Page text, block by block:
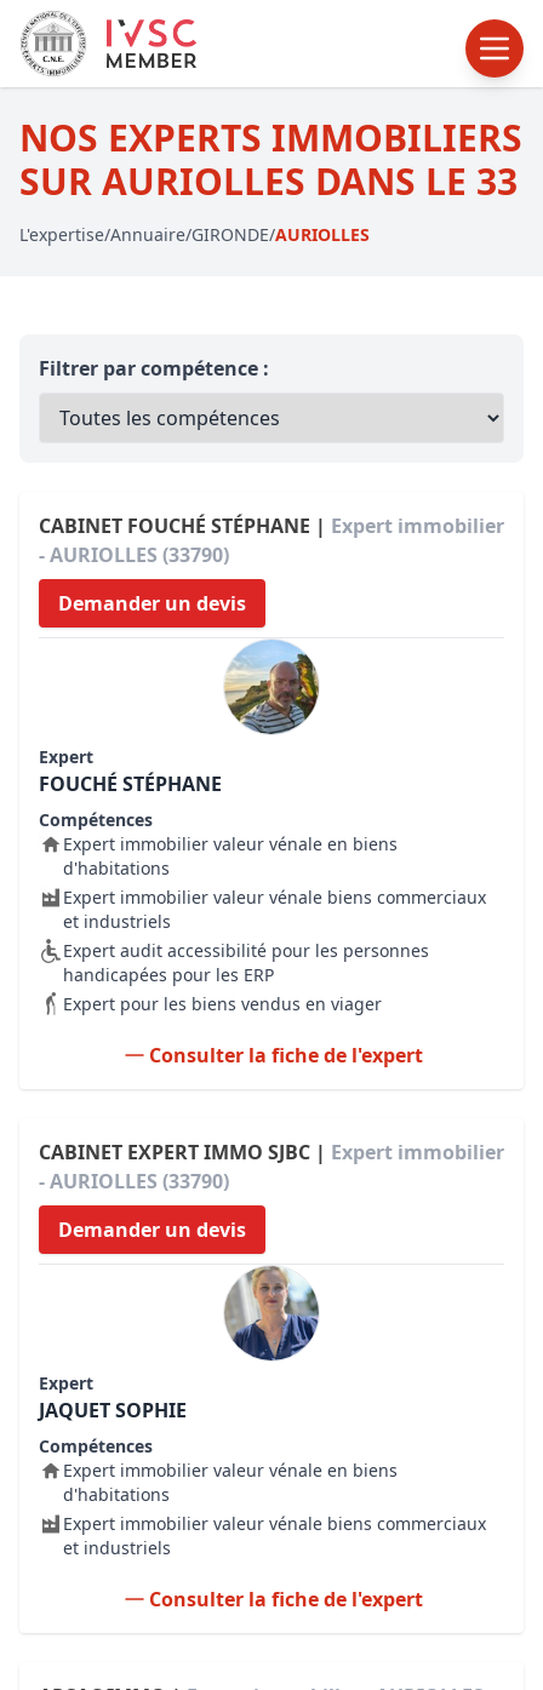
NOS EXPERTS IMMOBILIERS
SUR AURIOLLES DANS LE 33
L'expertise/Annuaire/GIRONDE/AURIOLLES
Filtrer par compétence :
CABINET FOUCHÉ STÉPHANE | Expert immobilier
- AURIOLLES (33790)
Demander un devis
Expert
FOUCHÉ STÉPHANE
Compétences
Expert immobilier valeur vénale en biens
d'habitations
Expert immobilier valeur vénale biens commerciaux
et industriels
Expert audit accessibilité pour les personnes
handicapées pour les ERP
Expert pour les biens vendus en viager
Consulter la fiche de l'expert
CABINET EXPERT IMMO SJBC | Expert immobilier
- AURIOLLES (33790)
Demander un devis
Expert
JAQUET SOPHIE
Compétences
Expert immobilier valeur vénale en biens
d'habitations
Expert immobilier valeur vénale biens commerciaux
et industriels
Consulter la fiche de l'expert